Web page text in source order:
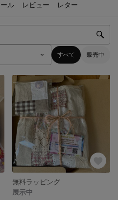
ル レビュー レター
すべて 販売中
無料ラッピング
展示中